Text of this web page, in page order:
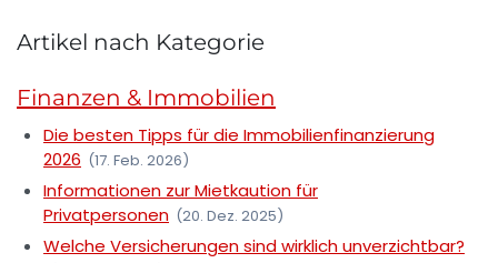
Artikel nach Kategorie
Finanzen & Immobilien
Die besten Tipps für die Immobilienfinanzierung
2026 (17. Feb. 2026)
Informationen zur Mietkaution für
Privatpersonen (20. Dez. 2025)
Welche Versicherungen sind wirklich unverzichtbar?